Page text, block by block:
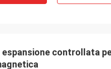
espansione controllata